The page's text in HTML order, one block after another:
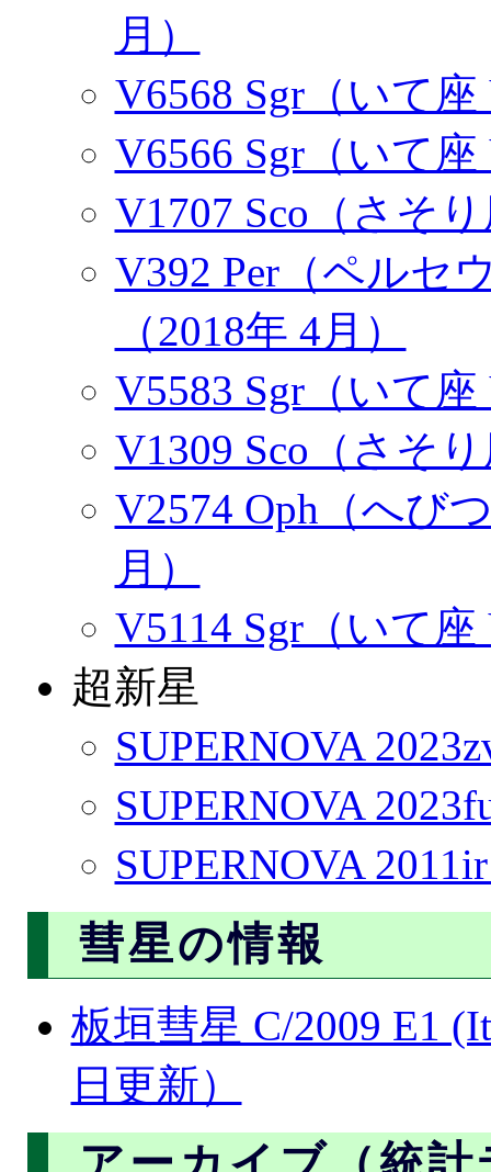
月）
V6568 Sgr（いて
V6566 Sgr（いて
V1707 Sco（さそ
V392 Per（ペルセ
（2018年 4月）
V5583 Sgr（いて
V1309 Sco（さそ
V2574 Oph（へび
月）
V5114 Sgr（いて
超新星
SUPERNOVA
SUPERNOVA
SUPERNOVA
彗星の情報
板垣彗星 C/2009 E1
日更新）